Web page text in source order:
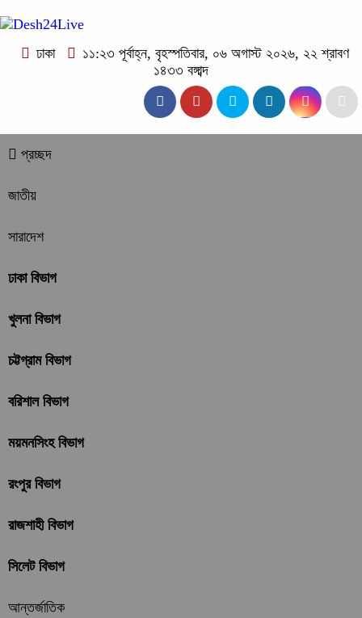
ঢাকা
১১:২৩ পূর্বাহ্ন, বৃহস্পতিবার, ০৬ অগাস্ট ২০২৬, ২২ শ্রাবণ
১৪৩৩ বঙ্গাব্দ
প্রচ্ছদ
জাতীয়
সারাদেশ
ঢাকা বিভাগ
খুলনা বিভাগ
চট্টগ্রাম বিভাগ
বরিশাল বিভাগ
ময়মনসিংহ বিভাগ
রংপুর বিভাগ
রাজশাহী বিভাগ
সিলেট বিভাগ
আন্তর্জাতিক